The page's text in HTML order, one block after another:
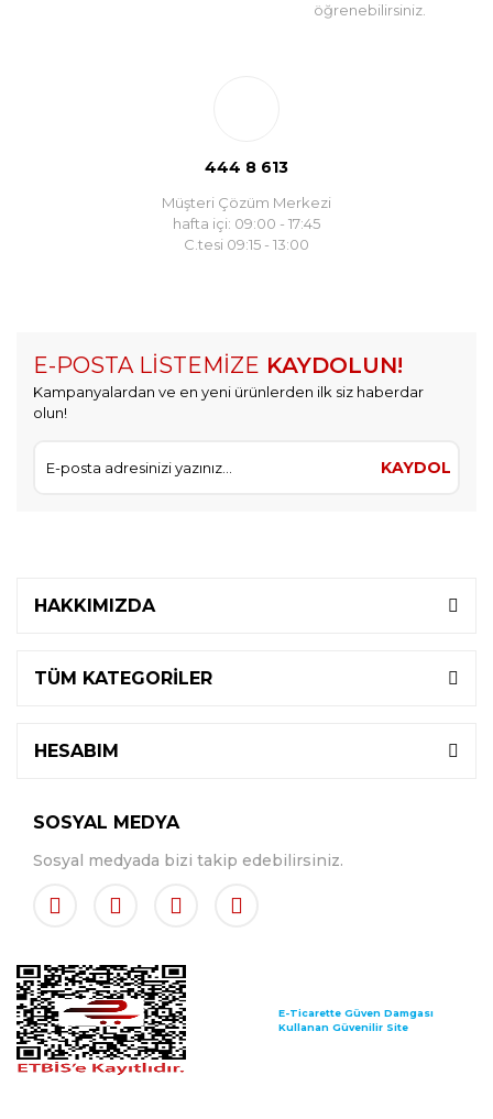
öğrenebilirsiniz.
444 8 613
Müşteri Çözüm Merkezi
hafta içi: 09:00 - 17:45
C.tesi 09:15 - 13:00
E-POSTA LİSTEMİZE KAYDOLUN!
Kampanyalardan ve en yeni ürünlerden ilk siz haberdar
olun!
KAYDOL
HAKKIMIZDA
TÜM KATEGORİLER
HESABIM
SOSYAL MEDYA
Sosyal medyada bizi takip edebilirsiniz.
E-Ticarette Güven Damgası
Kullanan Güvenilir Site